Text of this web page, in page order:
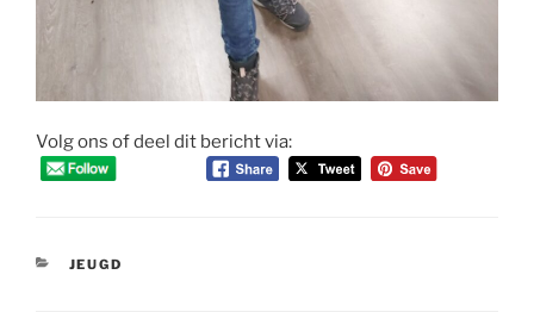
Volg ons of deel dit bericht via:
CATEGORIEËN
JEUGD